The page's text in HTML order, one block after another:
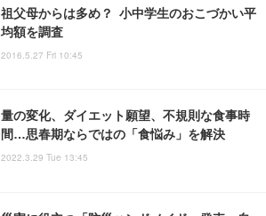
祖父母からは多め？ 小中学生のおこづかい平
均額を調査
2016.5.27 Fri 10:45
量の変化、ダイエット願望、不規則な食事時
間…思春期ならではの「食悩み」を解決
2022.3.29 Tue 13:45